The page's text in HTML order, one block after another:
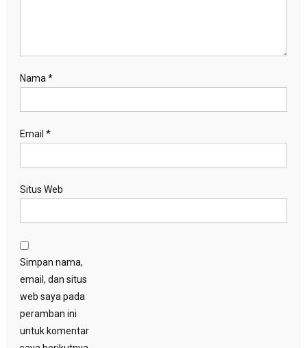
Nama *
Email *
Situs Web
Simpan nama,
email, dan situs
web saya pada
peramban ini
untuk komentar